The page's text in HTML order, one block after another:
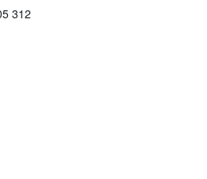
312